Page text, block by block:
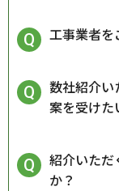
工事業者を
数社紹介い
案を受けた
紹介いただ
か？